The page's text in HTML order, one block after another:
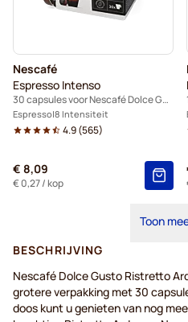
Nescafé
Espresso Intenso
30 capsules voor Nescafé Dolce Gusto
Espresso 8 Intensiteit
4.9(565)
€ 8,09
€ 0,27/ kop
Toon
BESCHRIJVING
Nescafé Dolce Gusto Ristretto
grotere verpakking met 30
doos kunt u genieten van nog